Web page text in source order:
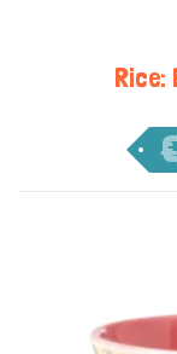
Rice: